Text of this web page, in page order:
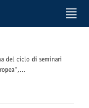
Toggle
del ciclo di seminari